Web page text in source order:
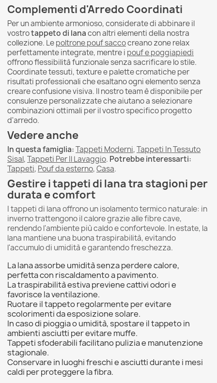
Complementi d'Arredo Coordinati
Per un ambiente armonioso, considerate di abbinare il
vostrotappeto di lanacon altri elementi della nostra
collezione. Lepoltrone pouf saccocreano zone relax
perfettamente integrate, mentre i pouf e poggiapiedi
offrono flessibilità funzionale senza sacrificare lo stile.
Coordinate tessuti, texture e palette cromatiche per
risultati professionali che esaltano ogni elemento senza
creare confusione visiva. Il nostro team è disponibile per
consulenze personalizzate che aiutano a selezionare
combinazioni ottimali per il vostro specifico progetto
d'arredo.
Vedere anche
In questa famiglia:Tappeti Moderni,Tappeti In Tessuto
Sisal,Tappeti Per Il Lavaggio. Potrebbe interessarti:
Tappeti, Pouf da esterno,Casa.
Gestire i tappeti di lana tra stagioni per
durata e comfort
I tappeti di lana offrono un isolamento termico naturale: in
inverno trattengono il calore grazie alle fibre cave,
rendendo l'ambiente più caldo e confortevole. In estate, la
lana mantiene una buona traspirabilità, evitando
l'accumulo di umidità e garantendo freschezza.
La lana assorbe umidità senza perdere calore,
perfetta con riscaldamento a pavimento.
La traspirabilità estiva previene cattivi odori e
favorisce la ventilazione.
Ruotare il tappeto regolarmente per evitare
scolorimenti da esposizione solare.
In caso di pioggia o umidità, spostare il tappeto in
ambienti asciutti per evitare muffe.
Tappeti sfoderabili facilitano pulizia e manutenzione
stagionale.
Conservare in luoghi freschi e asciutti durante i mesi
caldi per proteggere la fibra.